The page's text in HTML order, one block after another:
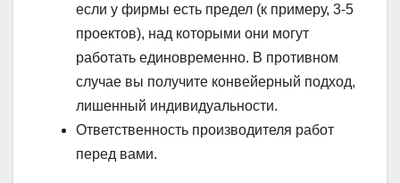
если у фирмы есть предел (к примеру, 3-5
проектов), над которыми они могут
работать единовременно. В противном
случае вы получите конвейерный подход,
лишенный индивидуальности.
Ответственность производителя работ
перед вами.